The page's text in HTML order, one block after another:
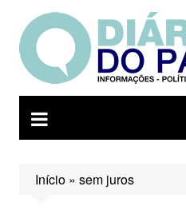
para
conteúdo
Início» sem juros